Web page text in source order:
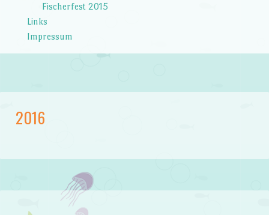
Fischerfest 2015
Links
Impressum
2016